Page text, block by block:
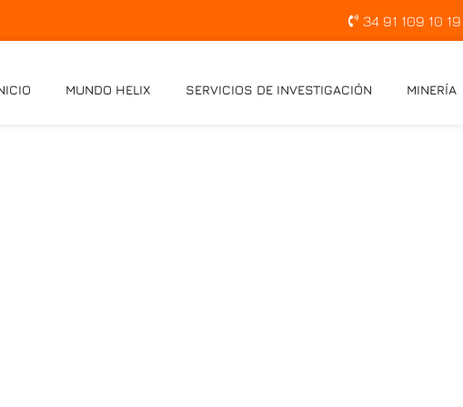
34 91 109 10 19
MUNDO HELIX SERVICIOS DE INVESTIGACIÓN MINERÍA